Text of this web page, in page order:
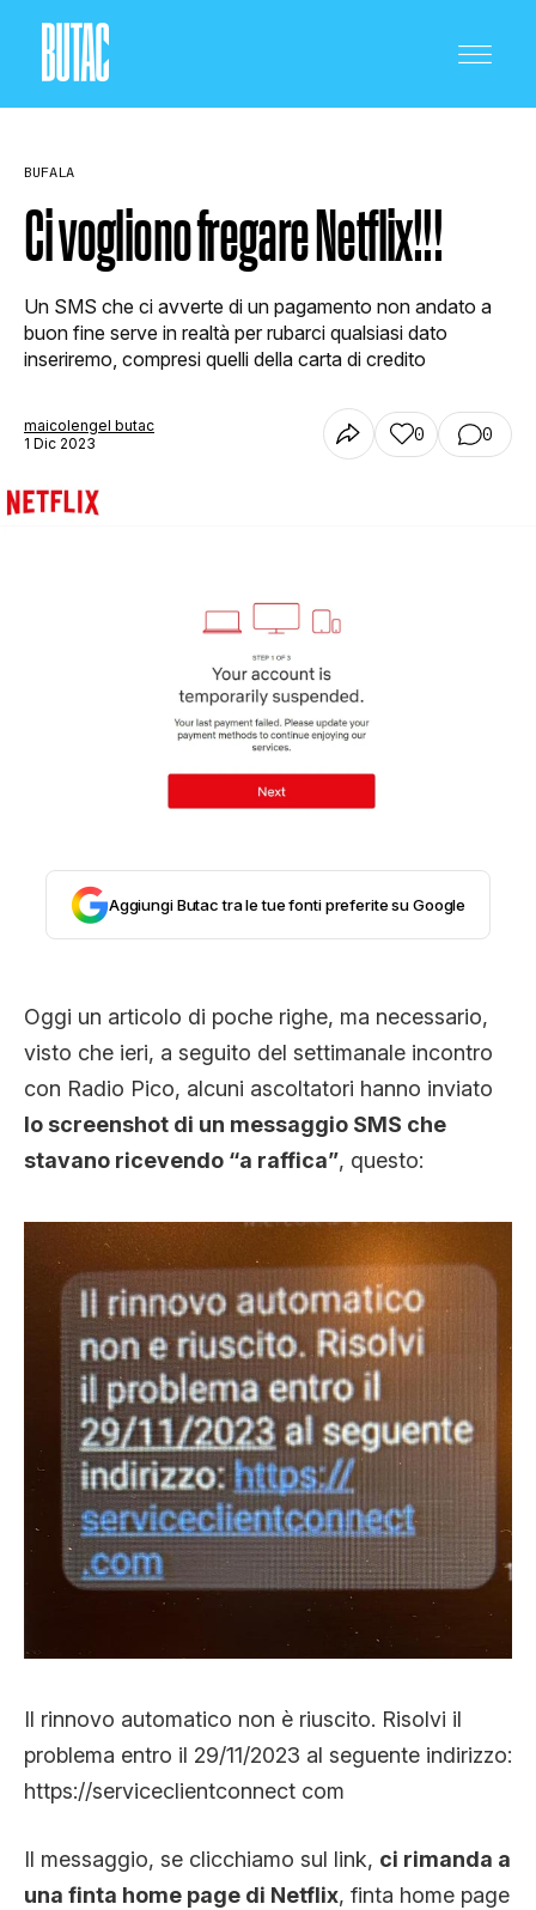
CRONACA E POLITICA
SALUTE E MEDICINA
INTRATTENIMENTO
COMPLOTTI, LEGGENDE URBANE ED
EDITORIALI
TRUFFE E SOCIAL NETWORK
CLIMA ED ENERGIA
CHI SIAMO
BUFALA
Ci vogliono fregare Netflix!!!
Un SMS che ci avverte di un pagamento non andato a
buon fine serve in realtà per rubarci qualsiasi dato
inseriremo, compresi quelli della carta di credito
maicolengel butac
1 Dic 2023
0 0
Aggiungi Butac tra le tue fonti preferite su Google
Oggi un articolo di poche righe, ma necessario,
visto che ieri, a seguito del settimanale incontro
con Radio Pico, alcuni ascoltatori hanno inviato
lo screenshot di un messaggio SMS che
stavano ricevendo “a raffica”, questo:
Il rinnovo automatico non è riuscito. Risolvi il
problema entro il 29/11/2023 al seguente indirizzo:
https://serviceclientconnect com
Il messaggio, se clicchiamo sul link, ci rimanda a
una finta home page di Netflix, finta home page